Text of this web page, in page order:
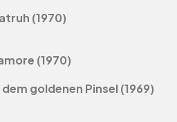
goldenen Pinsel (1969)
(1970)
(1970)